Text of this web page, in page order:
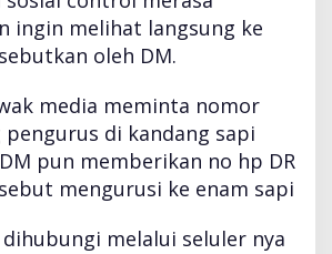
ingin melihat langsung ke
oleh DM.
media meminta nomor
pengurus di kandang sapi
pun memberikan no hp DR
mengurusi ke enam sapi
melalui seluler nya